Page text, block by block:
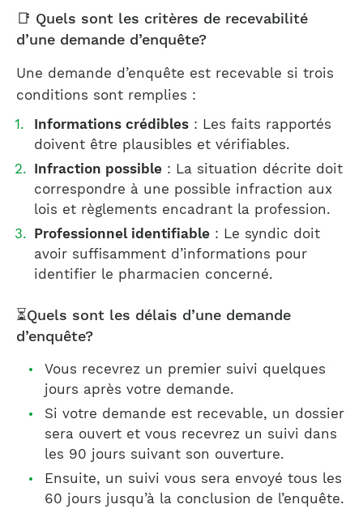
📑 Quels sont les critères de recevabilité
d’une demande d’enquête?
Une demande d’enquête est recevable si trois
conditions sont remplies :
Informations crédibles: Les faits rapportés
doivent être plausibles et vérifiables.
Infraction possible: La situation décrite doit
correspondre à une possible infraction aux
lois et règlements encadrant la profession.
Professionnel identifiable: Le syndic doit
avoir suffisamment d’informations pour
identifier le pharmacien concerné.
⏳Quels sont les délais d’une demande
d’enquête?
Vous recevrez un premier suivi quelques
jours après votre demande.
Si votre demande est recevable, un dossier
sera ouvert et vous recevrez un suivi dans
les 90 jours suivant son ouverture.
Ensuite, un suivi vous sera envoyé tous les
60 jours jusqu’à la conclusion de l’enquête.